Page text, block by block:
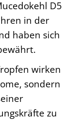
D5
in der
haben sich
wirken
sondern
zu